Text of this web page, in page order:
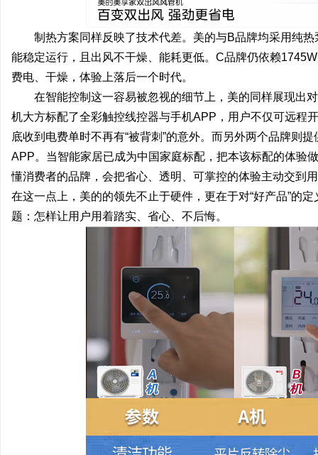
制热方案同样反映了技术代差。美的与B品牌均采用纯
能稳定运行，且出风不干燥、能耗更低。C品牌仍依赖
费电、干燥，体验上落后一个时代。
在智能控制这一容易被忽视的细节上，美的同样展现出
机大方标配了全彩触控线控器与手机APP，用户不仅可远
底收到电费单时不再有“被背刺”的意外。而另外两个品牌则
APP。当智能家居已成为中国家庭标配，把本该标配的体验
懂消费者的品牌，会把省心、透明、可掌控的体验主动交到
在这一点上，美的的领先不止于硬件，更在于对“好产品”
题：怎样让用户用着踏实、省心、不后悔。